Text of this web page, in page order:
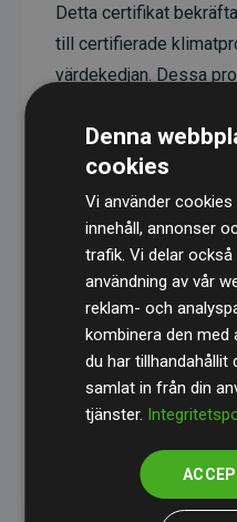
Detta certifikat
till certifierade
värdekedjan. Dessa
motsvarar dubbelt så
webbplatsens
Alla projekt verifieras
vilket säkerställer hög
och full transparens.
specifika projektenhär.
initiativet
Denna
cookies
Vi använder
innehåll, annonser
trafik. Vi delar
användning av vår
reklam- och
kombinera den
du har tillhandahållit
samlat in från din
tjänster.